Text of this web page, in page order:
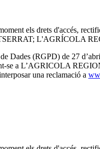
els drets d'accés,
L'AGRÍCOLA
Dades (RGPD) de 27
se a L’AGRICOLA
una reclamació a